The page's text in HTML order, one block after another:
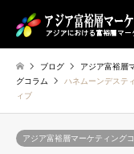
ブログ アジア富裕層
グコラム
ハネムーンデステ
ィブ
アジア富裕層マーケティング